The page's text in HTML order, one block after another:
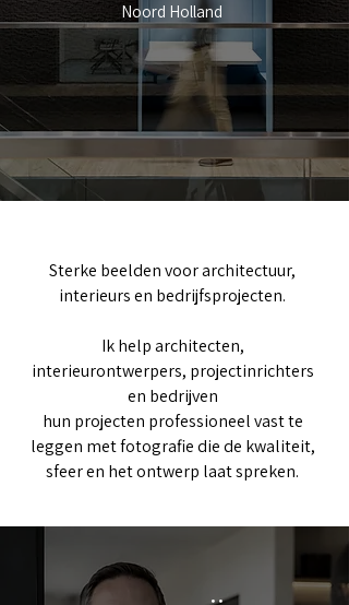
Noord Holland
Sterke beelden voor architectuur,
interieurs en bedrijfsprojecten.
Ik help architecten,
interieurontwerpers, projectinrichters
en bedrijven
hun projecten professioneel vast te
leggen met fotografie die de kwaliteit,
sfeer en het ontwerp laat spreken.